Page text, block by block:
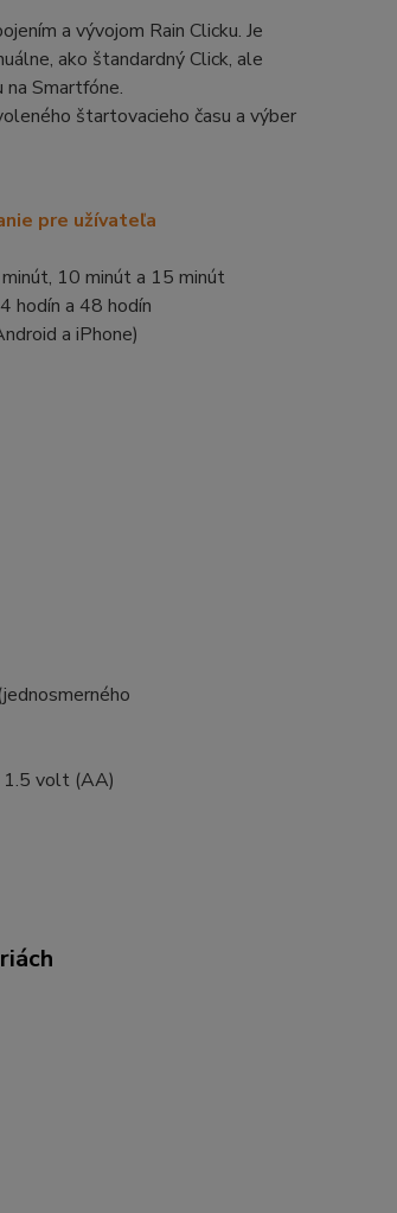
a vývojom Rain Clicku. Je
ako štandardný Click, ale
Smartfóne.
štartovacieho času a výber
pre užívateľa
10 minút a 15 minút
hodín a 48 hodín
a iPhone)
1.5 volt (AA)